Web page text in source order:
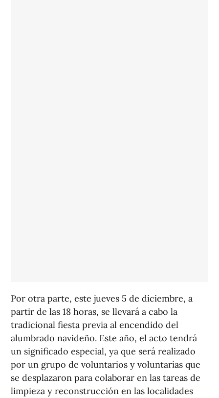
Por otra parte, este jueves 5 de diciembre, a
partir de las 18 horas, se llevará a cabo la
tradicional fiesta previa al encendido del
alumbrado navideño. Este año, el acto tendrá
un significado especial, ya que será realizado
por un grupo de voluntarios y voluntarias que
se desplazaron para colaborar en las tareas de
limpieza y reconstrucción en las localidades